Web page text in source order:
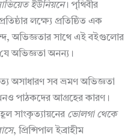
ইউনিয়নে। পৃথিবীর
লক্ষ্যে প্রতিষ্ঠিত এক
অভিজ্ঞতার সাথে এই বইগুলোর
অভিজ্ঞতা অনন্য।
অসাধারণ সব ভ্রমণ অভিজ্ঞতা
পাঠকদের আগ্রহের কারণ।
সাংকৃত্যায়নের ভোলগা থেকে
, প্রিন্সিপাল ইব্রাহীম